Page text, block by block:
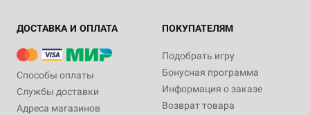
ДОСТАВКА И ОПЛАТА
Способы оплаты
Службы доставки
Адреса магазинов
ПОКУПАТЕЛЯМ
Подобрать игру
Бонусная программа
Информация о заказе
Возврат товара